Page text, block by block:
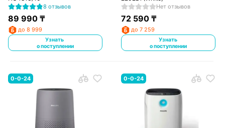
8 отзывов
89 990₸
до 8 999
Узнать
о поступлении
Нет отзывов
72 590 ₸
до 7 259
Узнать
о поступлении
0-0-24 0-0-24